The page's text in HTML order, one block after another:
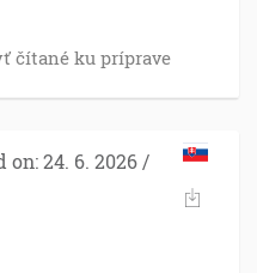
čítané ku príprave
on: 24. 6. 2026 /